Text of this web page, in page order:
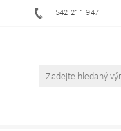
542 211 947